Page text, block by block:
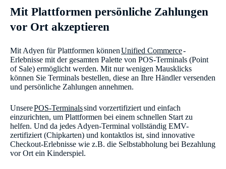
Mit Plattformen persönliche Zahlungen
vor Ort akzeptieren
Mit Adyen für Plattformen könnenUnified Commerce-
Erlebnisse mit der gesamten Palette von POS-Terminals (Point
of Sale) ermöglicht werden. Mit nur wenigen Mausklicks
können Sie Terminals bestellen, diese an Ihre Händler versenden
und persönliche Zahlungen annehmen.
UnserePOS-Terminalssind vorzertifiziert und einfach
einzurichten, um Plattformen bei einem schnellen Start zu
helfen. Und da jedes Adyen-Terminal vollständig EMV-
zertifiziert (Chipkarten) und kontaktlos ist, sind innovative
Checkout-Erlebnisse wie z.B. die Selbstabholung bei Bezahlung
vor Ort ein Kinderspiel.